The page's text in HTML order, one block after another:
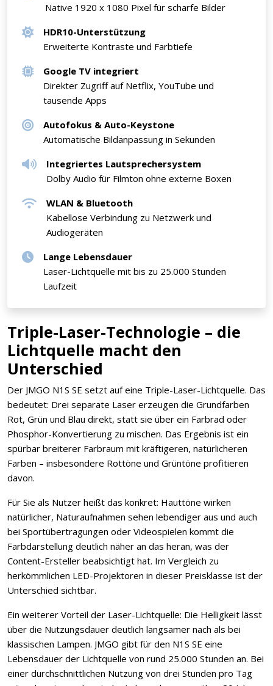
Native 1920 x 1080 Pixel für scharfe Bilder
HDR10-Unterstützung
Erweiterte Kontraste und Farbtiefe
Google TV integriert
Direkter Zugriff auf Netflix, YouTube und
tausende Apps
Autofokus & Auto-Keystone
Automatische Bildanpassung in Sekunden
Integriertes Lautsprechersystem
Dolby Audio für Filmton ohne externe Boxen
WLAN & Bluetooth
Kabellose Verbindung zu Netzwerk und
Audiogeräten
Lange Lebensdauer
Laser-Lichtquelle mit bis zu 25.000 Stunden
Laufzeit
Triple-Laser-Technologie – die
Lichtquelle macht den
Unterschied
Der JMGO N1S SE setzt auf eine Triple-Laser-Lichtquelle. Das
bedeutet: Drei separate Laser erzeugen die Grundfarben
Rot, Grün und Blau direkt, statt sie über ein Farbrad oder
Phosphor-Konvertierung zu mischen. Das Ergebnis ist ein
spürbar breiterer Farbraum mit kräftigeren, natürlicheren
Farben – insbesondere Rottöne und Grüntöne profitieren
davon.
Für Sie als Nutzer heißt das konkret: Hauttöne wirken
natürlicher, Naturaufnahmen sehen lebendiger aus und auch
bei Sportübertragungen oder Videospielen kommt die
Farbdarstellung deutlich näher an das heran, was der
Content-Ersteller beabsichtigt hat. Im Vergleich zu
herkömmlichen LED-Projektoren in dieser Preisklasse ist der
Unterschied sichtbar.
Ein weiterer Vorteil der Laser-Lichtquelle: Die Helligkeit lässt
über die Nutzungsdauer deutlich langsamer nach als bei
klassischen Lampen. JMGO gibt für den N1S SE eine
Lebensdauer der Lichtquelle von rund 25.000 Stunden an. Bei
einer durchschnittlichen Nutzung von drei Stunden pro Tag